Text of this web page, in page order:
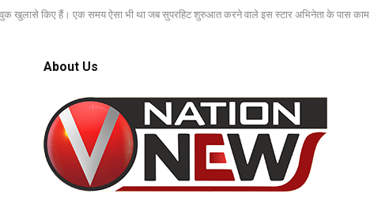
खुलासे किए हैं। एक समय ऐसा भी था जब सुपरहिट शुरुआत करने वाले इस स्टार अभिनेता के पास काम
About Us